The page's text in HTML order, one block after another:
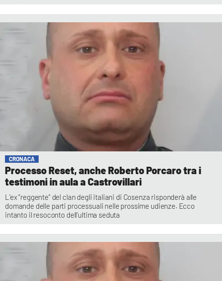
CRONACA
Processo Reset, anche Roberto Porcaro tra i
testimoni in aula a Castrovillari
L'ex "reggente" del clan degli italiani di Cosenza risponderà alle
domande delle parti processuali nelle prossime udienze. Ecco
intanto il resoconto dell'ultima seduta